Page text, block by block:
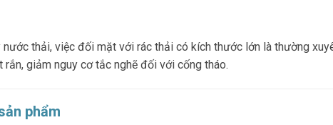
nước thải, việc đối mặt với rác thải có kích thước lớn là thường
rắn, giảm nguy cơ tắc nghẽ đối với cống tháo.
phẩm